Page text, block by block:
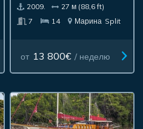
2009.
27 м (88,6 ft)
7
14 Марина Split
от 13 800€ / неделю